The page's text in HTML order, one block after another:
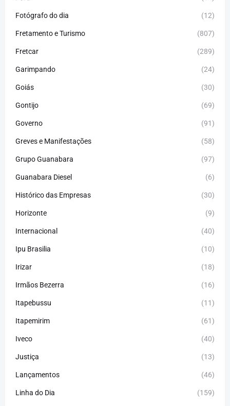
Fotógrafo do dia (12)
Fretamento e Turismo (807)
Fretcar (289)
Garimpando (24)
Goiás (30)
Gontijo (69)
Governo (91)
Greves e Manifestações (58)
Grupo Guanabara (97)
Guanabara Diesel (6)
Histórico das Empresas (30)
Horizonte (9)
Internacional (40)
Ipu Brasilia (10)
Irizar (18)
Irmãos Bezerra (16)
Itapebussu (11)
Itapemirim (61)
Iveco (40)
Justiça (13)
Lançamentos (46)
Linha do Dia (159)